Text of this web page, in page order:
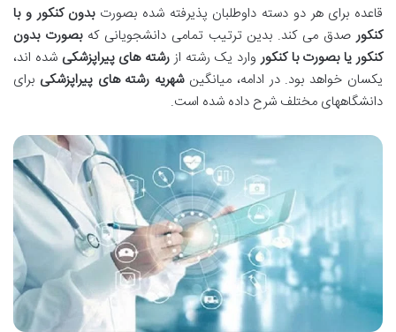
قاعده برای هر دو دسته داوطلبان پذیرفته شده بصورتبدون کنکور و با
کنکورصدق می کند. بدین ترتیب تمامی دانشجویانی کهبصورت بدون
کنکور یا بصورت با کنکوروارد یک رشته ازرشته های پیراپزشکی شده اند،
یکسان خواهد بود. در ادامه، میانگینشهریه رشته های پیراپزشکی برای
دانشگاههای مختلف شرح داده شده است.